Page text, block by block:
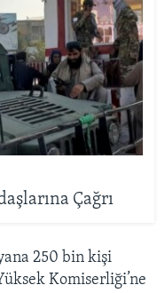
Çağrı
250 bin kişi
Komiserliği’ne